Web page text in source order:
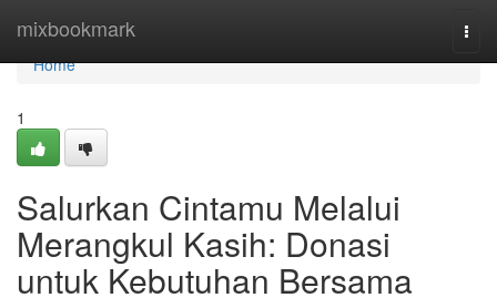
mixbookmark
Home
Home
1
Salurkan Cintamu Melalui
Merangkul Kasih: Donasi
untuk Kebutuhan Bersama